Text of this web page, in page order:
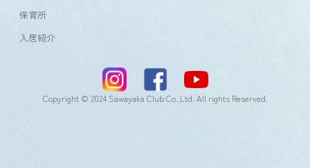
保育所
入居紹介
Copyright © 2024 Sawayaka Club Co.,Ltd. All rights Reserved.